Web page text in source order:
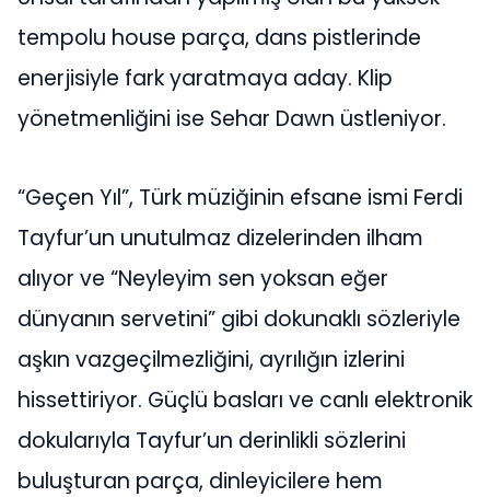
tempolu house parça, dans pistlerinde
enerjisiyle fark yaratmaya aday. Klip
yönetmenliğini ise Sehar Dawn üstleniyor.
“Geçen Yıl”, Türk müziğinin efsane ismi Ferdi
Tayfur’un unutulmaz dizelerinden ilham
alıyor ve “Neyleyim sen yoksan eğer
dünyanın servetini” gibi dokunaklı sözleriyle
aşkın vazgeçilmezliğini, ayrılığın izlerini
hissettiriyor. Güçlü basları ve canlı elektronik
dokularıyla Tayfur’un derinlikli sözlerini
buluşturan parça, dinleyicilere hem